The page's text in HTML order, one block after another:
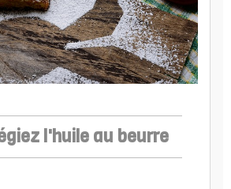
l'huile au beurre